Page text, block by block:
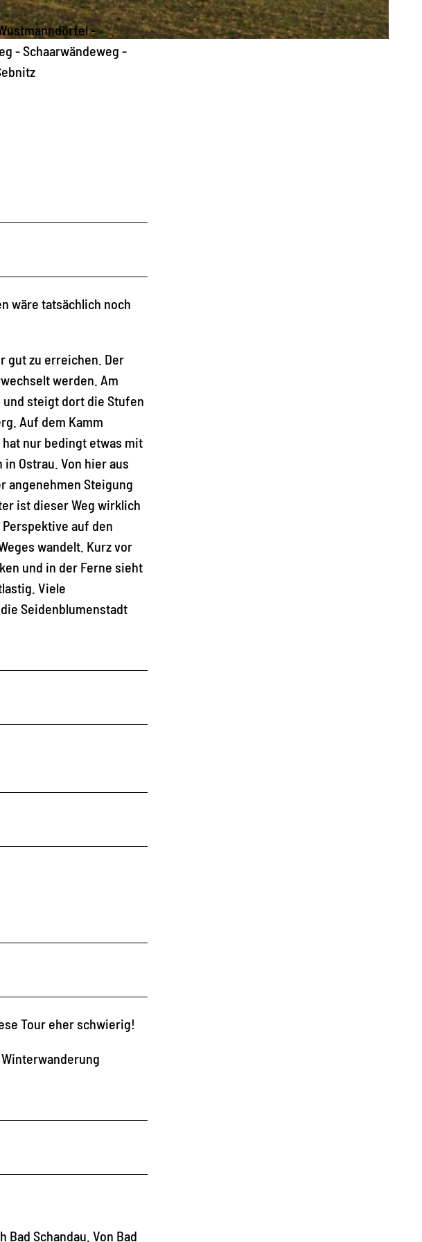
-
- Schaarwändeweg -
wäre tatsächlich noch
gut zu erreichen. Der
werden. Am
und steigt dort die Stufen
Auf dem Kamm
nur bedingt etwas mit
Ostrau. Von hier aus
angenehmen Steigung
ist dieser Weg wirklich
auf den
wandelt. Kurz vor
und in der Ferne sieht
Viele
Seidenblumenstadt
Tour eher schwierig!
Schandau. Von Bad